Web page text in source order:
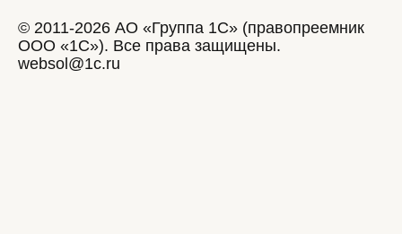
© 2011-2026 АО «Группа 1С» (правопреемник
ООО «1С»). Все права защищены.
websol@1c.ru